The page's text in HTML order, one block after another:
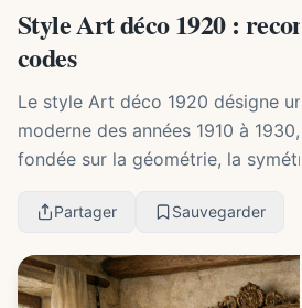
Style Art déco 1920 :
codes
Le style Art déco 1920 désigne
moderne des années 1910 à
fondée sur la géométrie, la
soignées. Il se distingue de l'Art
Partager Sauvegarder